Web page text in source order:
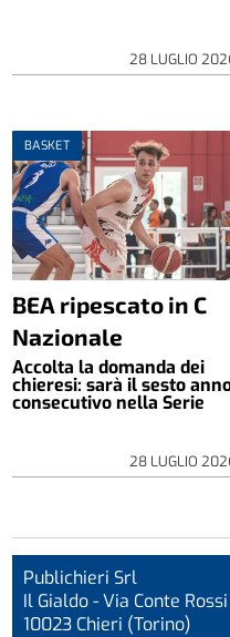
28 LUGLIO
BASKET
BEA ripescato in C
Nazionale
Accolta la domanda dei
chieresi: sarà il sesto
consecutivo nella Serie
28 LUGLIO
Publichieri Srl
Il Gialdo - Via Conte
10023 Chieri (Torino)